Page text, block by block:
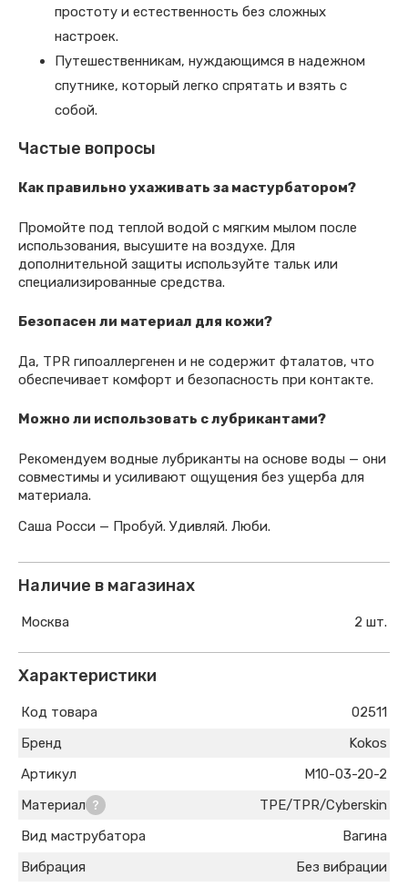
простоту и естественность без сложных
настроек.
Путешественникам, нуждающимся в надежном
спутнике, который легко спрятать и взять с
собой.
Частые вопросы
Как правильно ухаживать за мастурбатором?
Промойте под теплой водой с мягким мылом после
использования, высушите на воздухе. Для
дополнительной защиты используйте тальк или
специализированные средства.
Безопасен ли материал для кожи?
Да, TPR гипоаллергенен и не содержит фталатов, что
обеспечивает комфорт и безопасность при контакте.
Можно ли использовать с лубрикантами?
Рекомендуем водные лубриканты на основе воды — они
совместимы и усиливают ощущения без ущерба для
материала.
Саша Росси — Пробуй. Удивляй. Люби.
Наличие в магазинах
Москва 2 шт.
Характеристики
Код товара
02511
Бренд
Kokos
Артикул
M10-03-20-2
Материал
TPE/TPR/Cyberskin
Вид маструбатора
Вагина
Вибрация
Без вибрации